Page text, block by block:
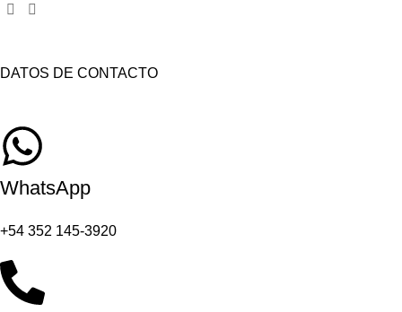
DATOS DE CONTACTO
WhatsApp
+54 352 145-3920